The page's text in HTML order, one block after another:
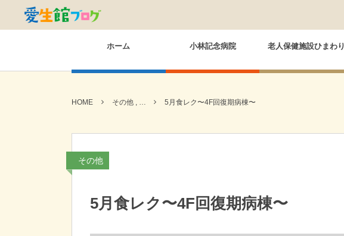
ホーム 小林記念病院 老人保健施設ひまわり
HOME その他 , … 5月食レク〜4F回復期病棟〜
その他
5月食レク〜4F回復期病棟〜